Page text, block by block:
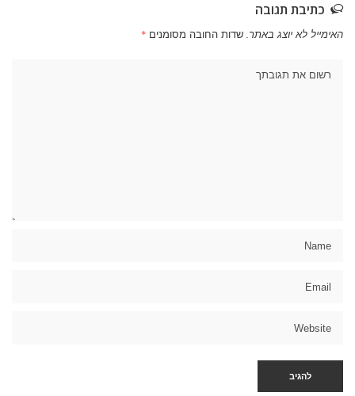
כתיבת תגובה
האימייל לא יוצג באתר. שדות החובה מסומנים *